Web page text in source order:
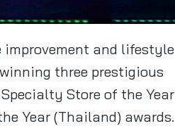
improvement and lifestyle
three prestigious
Store of the Year
Year (Thailand) awards.